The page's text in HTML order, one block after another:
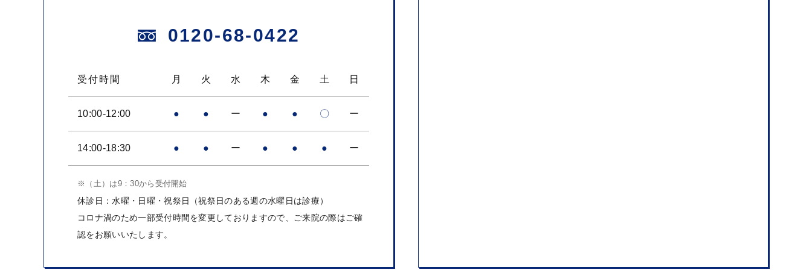
0120-68-0422
受付時間 月 火 水 木 金 土 日
10:00-12:00 ● ● ー ● ● 〇 ー
14:00-18:30 ● ● ー ● ● ● ー
※（土）は9：30から受付開始
休診日：水曜・日曜・祝祭日（祝祭日のある週の水曜日は診療）
コロナ渦のため一部受付時間を変更しておりますので、ご来院の際はご確
認をお願いいたします。